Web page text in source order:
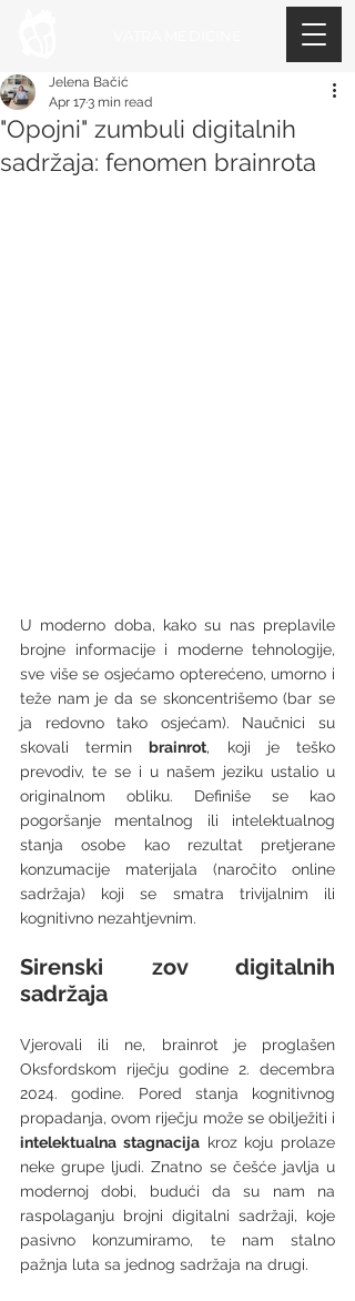
"Opojni" zumbuli digitalnih
sadržaja: fenomen brainrota
Jelena Bačić
Apr 173 min read
U moderno doba, kako su nas preplavile
brojne informacije i moderne tehnologije,
sve više se osjećamo opterećeno, umorno i
teže nam je da se skoncentrišemo (bar se
ja redovno tako osjećam). Naučnici su
skovali termin brainrot, koji je teško
prevodiv, te se i u našem jeziku ustalio u
originalnom obliku. Definiše se kao
pogoršanje mentalnog ili intelektualnog
stanja osobe kao rezultat pretjerane
konzumacije materijala (naročito online
sadržaja) koji se smatra trivijalnim ili
kognitivno nezahtjevnim.
Sirenski zov digitalnih
sadržaja
Vjerovali ili ne, brainrot je proglašen
Oksfordskom riječju godine 2. decembra
2024. godine. Pored stanja kognitivnog
intelektualna stagnacija kroz koju prolaze
neke grupe ljudi. Znatno se češće javlja u
modernoj dobi, budući da su nam na
raspolaganju brojni digitalni sadržaji, koje
pasivno konzumiramo, te nam stalno
pažnja luta sa jednog sadržaja na drugi.